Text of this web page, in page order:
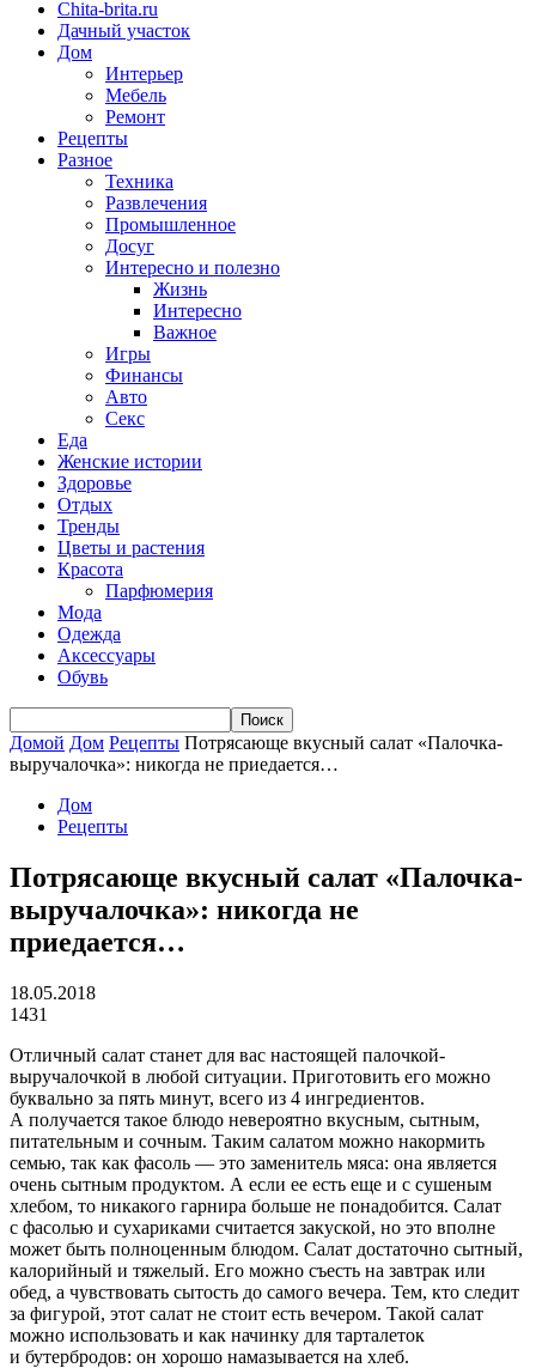
Chita-brita.ru
Дачный участок
Дом
Интерьер
Мебель
Ремонт
Рецепты
Разное
Техника
Развлечения
Промышленное
Досуг
Интересно и полезно
Жизнь
Интересно
Важное
Игры
Финансы
Авто
Секс
Еда
Женские истории
Здоровье
Отдых
Тренды
Цветы и растения
Красота
Парфюмерия
Мода
Одежда
Аксессуары
Обувь
Домой Дом Рецепты Потрясающе вкусный салат «Палочка-
выручалочка»: никогда не приедается…
Дом
Рецепты
Потрясающе вкусный салат «Палочка-
выручалочка»: никогда не
приедается…
18.05.2018
1431
Отличный салат станет для вас настоящей палочкой-
выручалочкой в любой ситуации. Приготовить его можно
буквально за пять минут, всего из 4 ингредиентов.
А получается такое блюдо невероятно вкусным, сытным,
питательным и сочным. Таким салатом можно накормить
семью, так как фасоль — это заменитель мяса: она является
очень сытным продуктом. А если ее есть еще и с сушеным
хлебом, то никакого гарнира больше не понадобится. Салат
с фасолью и сухариками считается закуской, но это вполне
может быть полноценным блюдом. Салат достаточно сытный,
калорийный и тяжелый. Его можно съесть на завтрак или
обед, а чувствовать сытость до самого вечера. Тем, кто следит
за фигурой, этот салат не стоит есть вечером. Такой салат
можно использовать и как начинку для тарталеток
и бутербродов: он хорошо намазывается на хлеб.